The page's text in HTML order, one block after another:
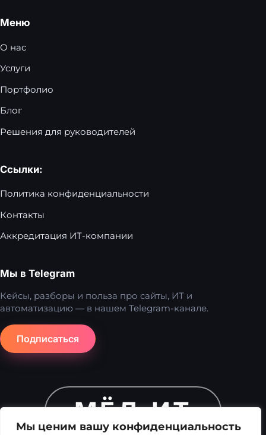
Мы ценим вашу конфиденциальность
Меню
О нас
Услуги
Портфолио
Блог
Решения для руководителей
Ссылки:
Политика конфиденциальности
Контакты
Аккредитация ИТ-компании
Мы в Telegram
Кейсы, разборы и польза про сайты, ИТ и
автоматизацию — в нашем Telegram-канале.
Подписаться
МЁД.ИТ